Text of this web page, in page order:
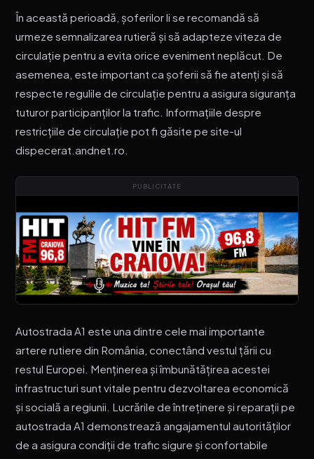
În această perioadă, șoferilor li se recomandă să
urmeze semnalizarea rutieră și să adapteze viteza de
circulație pentru a evita orice eveniment neplăcut. De
asemenea, este important ca șoferii să fie atenți și să
respecte regulile de circulație pentru a asigura siguranța
tuturor participanților la trafic. Informațiile despre
restricțiile de circulație pot fi găsite pe site-ul
dispecerat.andnet.ro.
PUBLICITATE
Autostrada A1 este una dintre cele mai importante
artere rutiere din România, conectând vestul țării cu
restul Europei. Menținerea și îmbunătățirea acestei
infrastructuri sunt vitale pentru dezvoltarea economică
și socială a regiunii. Lucrările de întreținere și reparații pe
autostrada A1 demonstrează angajamentul autorităților
de a asigura condiții de trafic sigure și confortabile